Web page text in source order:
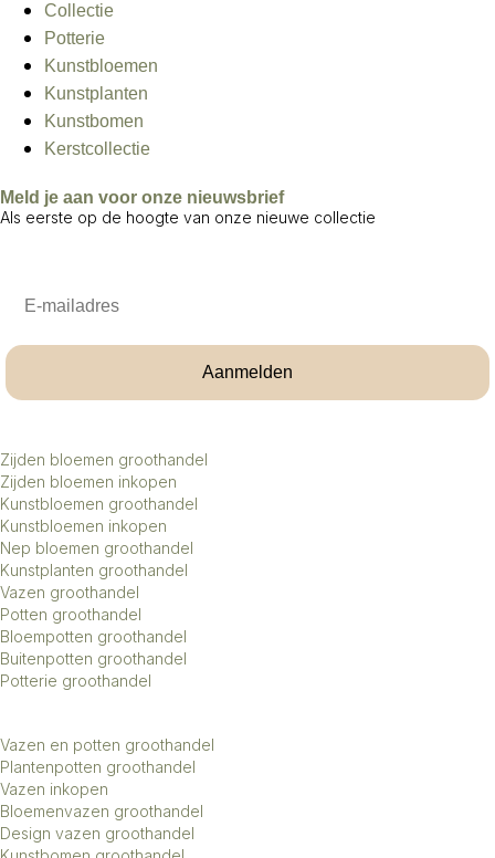
Collectie
Potterie
Kunstbloemen
Kunstplanten
Kunstbomen
Kerstcollectie
Meld je aan voor onze nieuwsbrief
Als eerste op de hoogte van onze nieuwe collectie
Aanmelden
Zijden bloemen groothandel
Zijden bloemen inkopen
Kunstbloemen groothandel
Kunstbloemen inkopen
Nep bloemen groothandel
Kunstplanten groothandel
Vazen groothandel
Potten groothandel
Bloempotten groothandel
Buitenpotten groothandel
Potterie groothandel
Vazen en potten groothandel
Plantenpotten groothandel
Vazen inkopen
Bloemenvazen groothandel
Design vazen groothandel